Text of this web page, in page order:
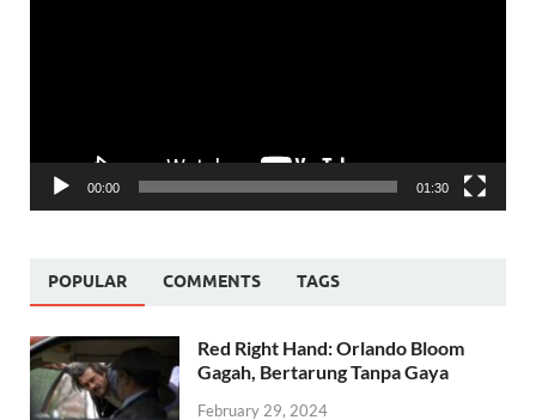
00:00 01:30
POPULAR COMMENTS TAGS
Red Right Hand: Orlando Bloom
Gagah, Bertarung Tanpa Gaya
February 29, 2024